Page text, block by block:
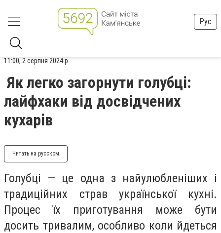
Рус
11:00, 2 серпня 2024 р.
Як легко загорнути голубці:
лайфхаки від досвідчених
кухарів
Читать на русском
Голубці — це одна з найулюбленіших і
традиційних страв української кухні.
Процес їх приготування може бути
досить тривалим, особливо коли йдеться